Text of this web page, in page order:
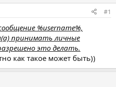
#1
%username%,
принимать личные
это делать.
как такое может быть))